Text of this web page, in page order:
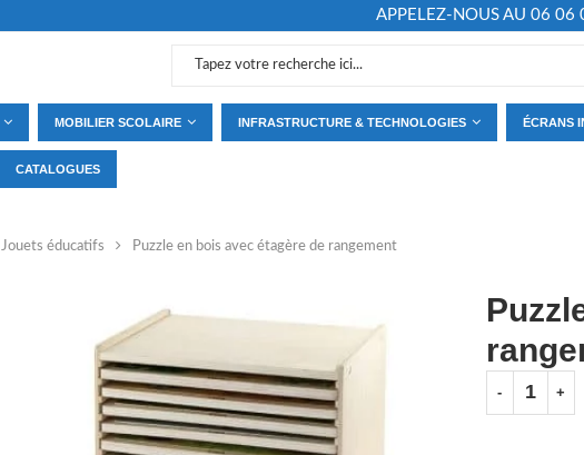
APPELEZ-NOUS AU 06 06
MOBILIER SCOLAIRE INFRASTRUCTURE & TECHNOLOGIES ÉCRANS
CATALOGUES
Jouets éducatifs Puzzle en bois avec étagère de rangement